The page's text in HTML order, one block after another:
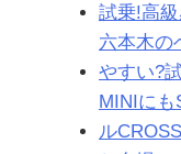
試乗!高
六本木の
やすい?
MINIに
ル